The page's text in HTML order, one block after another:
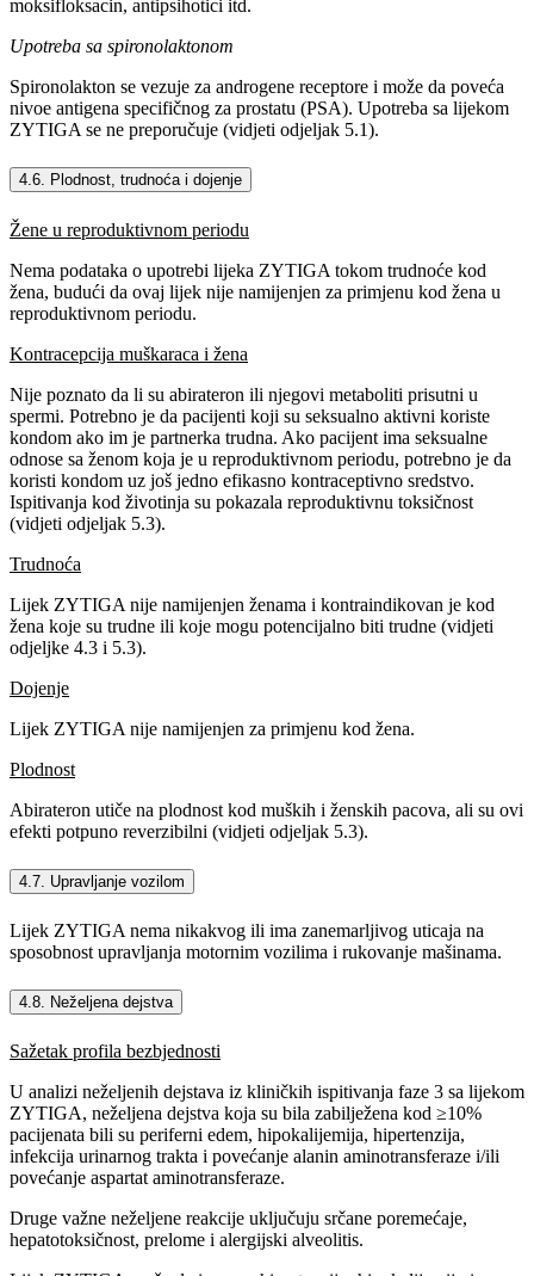
moksifloksacin, antipsihotici itd.
Upotreba sa spironolaktonom
Spironolakton se vezuje za androgene receptore i može da poveća
nivoe antigena specifičnog za prostatu (PSA). Upotreba sa lijekom
ZYTIGA se ne preporučuje (vidjeti odjeljak 5.1).
4.6. Plodnost, trudnoća i dojenje
Žene u reproduktivnom periodu
Nema podataka o upotrebi lijeka ZYTIGA tokom trudnoće kod
žena, budući da ovaj lijek nije namijenjen za primjenu kod žena u
reproduktivnom periodu.
Kontracepcija muškaraca i žena
Nije poznato da li su abirateron ili njegovi metaboliti prisutni u
spermi. Potrebno je da pacijenti koji su seksualno aktivni koriste
kondom ako im je partnerka trudna. Ako pacijent ima seksualne
odnose sa ženom koja je u reproduktivnom periodu, potrebno je da
koristi kondom uz još jedno efikasno kontraceptivno sredstvo.
Ispitivanja kod životinja su pokazala reproduktivnu toksičnost
(vidjeti odjeljak 5.3).
Trudnoća
Lijek ZYTIGA nije namijenjen ženama i kontraindikovan je kod
žena koje su trudne ili koje mogu potencijalno biti trudne (vidjeti
odjeljke 4.3 i 5.3).
Dojenje
Lijek ZYTIGA nije namijenjen za primjenu kod žena.
Plodnost
Abirateron utiče na plodnost kod muških i ženskih pacova, ali su ovi
efekti potpuno reverzibilni (vidjeti odjeljak 5.3).
4.7. Upravljanje vozilom
Lijek ZYTIGA nema nikakvog ili ima zanemarljivog uticaja na
sposobnost upravljanja motornim vozilima i rukovanje mašinama.
4.8. Neželjena dejstva
Sažetak profila bezbjednosti
U analizi neželjenih dejstava iz kliničkih ispitivanja faze 3 sa lijekom
ZYTIGA, neželjena dejstva koja su bila zabilježena kod ≥10%
pacijenata bili su periferni edem, hipokalijemija, hipertenzija,
infekcija urinarnog trakta i povećanje alanin aminotransferaze i/ili
povećanje aspartat aminotransferaze.
Druge važne neželjene reakcije uključuju srčane poremećaje,
hepatotoksičnost, prelome i alergijski alveolitis.